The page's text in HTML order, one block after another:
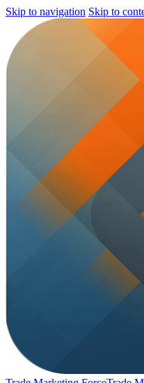
Skip to navigation Skip to